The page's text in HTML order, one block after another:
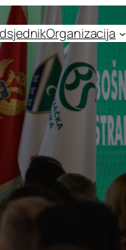
Organizacija